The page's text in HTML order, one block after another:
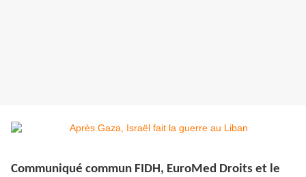
Communiqué commun FIDH, EuroMed Droits et le